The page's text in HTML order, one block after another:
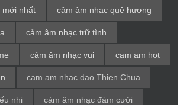
mới nhất cảm âm nhạc quê hương
cảm âm nhạc trữ tình
cảm âm nhạc vui cam am hot
cam am nhac dao Thien Chua
nhi cảm âm nhạc đám cưới